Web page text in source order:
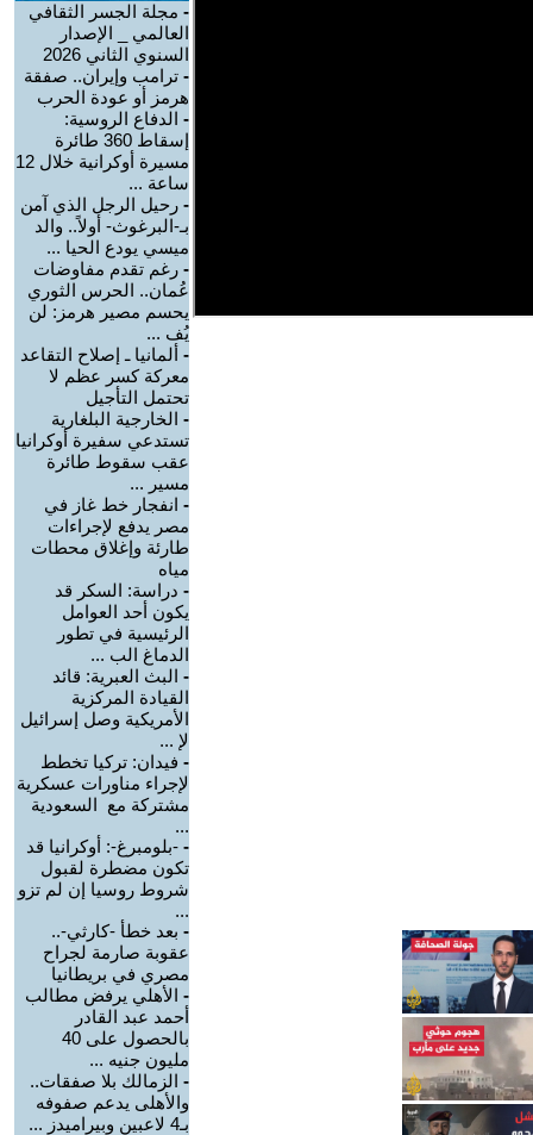
- مجلة الجسر الثقافي
العالمي _ الإصدار
السنوي الثاني 2026
- ترامب وإيران.. صفقة
هرمز أو عودة الحرب
- الدفاع الروسية:
إسقاط 360 طائرة
مسيرة أوكرانية خلال 12
ساعة ...
- رحيل الرجل الذي آمن
بـ-البرغوث- أولاً.. والد
ميسي يودع الحيا ...
- رغم تقدم مفاوضات
عُمان.. الحرس الثوري
يحسم مصير هرمز: لن
يُف ...
- ألمانيا ـ إصلاح التقاعد
معركة كسر عظم لا
تحتمل التأجيل
- الخارجية البلغارية
تستدعي سفيرة أوكرانيا
عقب سقوط طائرة
مسير ...
- انفجار خط غاز في
مصر يدفع لإجراءات
طارئة وإغلاق محطات
مياه
- دراسة: السكر قد
يكون أحد العوامل
الرئيسية في تطور
الدماغ الب ...
- البث العبرية: قائد
القيادة المركزية
الأمريكية وصل إسرائيل
لإ ...
- فيدان: تركيا تخطط
لإجراء مناورات عسكرية
مشتركة مع السعودية
...
- -بلومبرغ-: أوكرانيا قد
تكون مضطرة لقبول
شروط روسيا إن لم تزو
...
- بعد خطأ -كارثي-..
عقوبة صارمة لجراح
مصري في بريطانيا
- الأهلي يرفض مطالب
أحمد عبد القادر
بالحصول على 40
مليون جنيه ...
- الزمالك بلا صفقات..
والأهلى يدعم صفوفه
بـ4 لاعبين وبيراميدز ...